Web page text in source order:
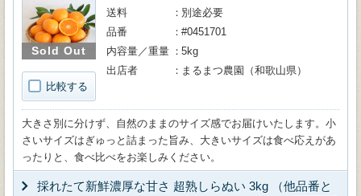
Sold Out
比較する
送料
別途必要
品番
#0451701
内容量／重量
5kg
出店者
まるまつ農園（和歌山県）
大きさ別に分けず、自然のままのサイズ感でお届けいたします。小
さいサイズはぎゅっと詰まった旨み、大きいサイズは食べ応えがあ
ったりと、食べ比べをお楽しみください。
採れたて新鮮濃厚な甘さ 超熟しらぬい 3kg （他品番と